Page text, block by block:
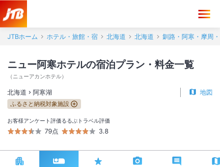
JTBホーム ホテル・旅館・宿 北海道 北海道 釧路・阿寒・摩周
ニュー阿寒ホテルの宿泊プラン・料金一覧
（ ニューアカンホテル）
北海道 阿寒湖 地図
ふるさと納税対象施設
お客様アンケート評価
79点
るるぶトラベル評価
3.8